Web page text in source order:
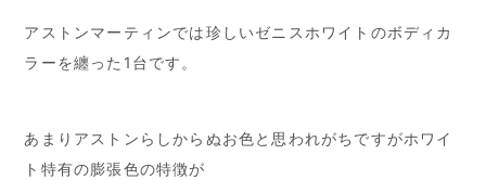
アストンマーティンでは珍しいゼニスホワイトのボディカ
ラーを纏った1台です。
あまりアストンらしからぬお色と思われがちですがホワイ
ト特有の膨張色の特徴が